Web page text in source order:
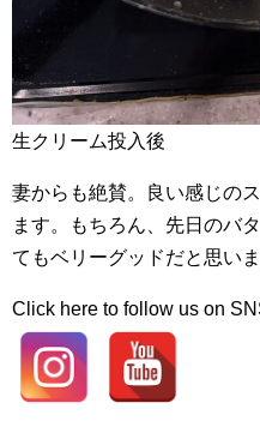
生クリーム投入後
妻からも絶賛。良い感じの
ます。もちろん、先日のバ
てもベリーグッドだと思いま
Click here to follow us on